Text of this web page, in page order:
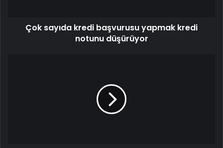
Çok sayıda kredi başvurusu yapmak kredi
notunu düşürüyor